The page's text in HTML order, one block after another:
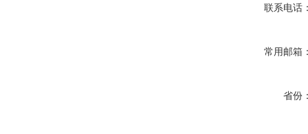
联系电话
常用邮箱
省份